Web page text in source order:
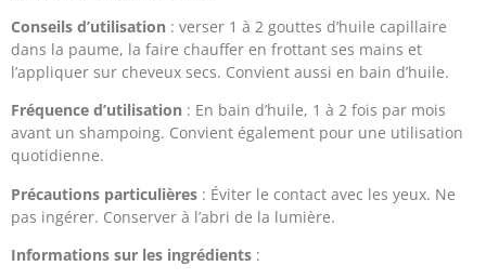
Conseils d’utilisation : verser 1 à 2 gouttes d’huile capillaire
dans la paume, la faire chauffer en frottant ses mains et
l’appliquer sur cheveux secs. Convient aussi en bain d’huile.
Fréquence d’utilisation : En bain d’huile, 1 à 2 fois par mois
avant un shampoing. Convient également pour une utilisation
quotidienne.
Précautions particulières : Éviter le contact avec les yeux. Ne
pas ingérer. Conserver à l’abri de la lumière.
Informations sur les ingrédients :